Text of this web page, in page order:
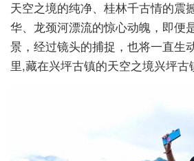
天空之境的纯净、桂林千古情的震
华、龙颈河漂流的惊心动魄，即便
景，经过镜头的捕捉，也将一直生
里,藏在兴坪古镇的天空之境兴坪古